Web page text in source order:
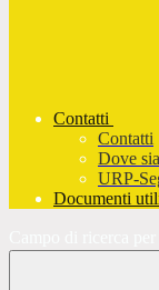
Contatti
Contatti
Dove
URP-
Documenti